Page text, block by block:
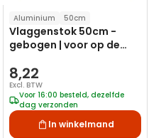
Aluminium 50cm
Vlaggenstok 50cm -
gebogen | voor op de
8,22
Excl. BTW
Voor 16:00 besteld, dezelfde
dag verzonden
In winkelmand